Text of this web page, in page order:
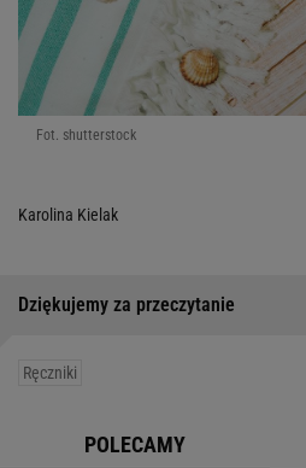
Fot. shutterstock
Karolina Kielak
Dziękujemy za przeczytanie
Ręczniki
POLECAMY